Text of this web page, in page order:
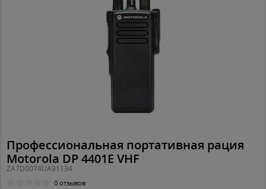
Профессиональная портативная рация
Motorola DP 4401E VHF
ZA7D0074UA91134
0 отзывов